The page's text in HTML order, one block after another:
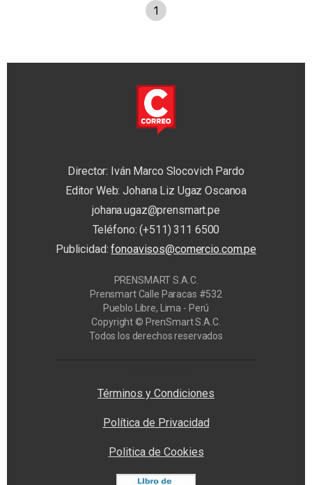
1
Director: Iván Marco Slocovich Pardo
Editor Web: Johana Liz Ugaz Oscanoa
johana.ugaz@prensmart.pe
Teléfono: (+511) 311 6500
Publicidad:fonoavisos@comercio.com.pe
PRENSMART S.A.C.
Prensmart Calle Paracas #532
Pueblo Libre, Lima - Perú
Copyright © PrenSmart S.A.C.
Todos los derechos reservados
Términos y Condiciones
Política de Privacidad
Politica de Cookies